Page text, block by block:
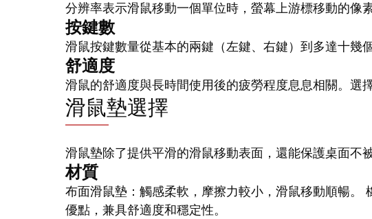
分辨率表示滑鼠移動一個單位時，螢幕上游標移動的像
按鍵數
滑鼠按鍵數量從基本的兩鍵（左鍵、右鍵）到多達十幾
舒適度
滑鼠的舒適度與長時間使用後的疲勞程度息息相關。選
滑鼠墊選擇
滑鼠墊除了提供平滑的滑鼠移動表面，還能保護桌面不
材質
布面滑鼠墊：觸感柔軟，摩擦力較小，滑鼠移動順暢。
優點，兼具舒適度和穩定性。